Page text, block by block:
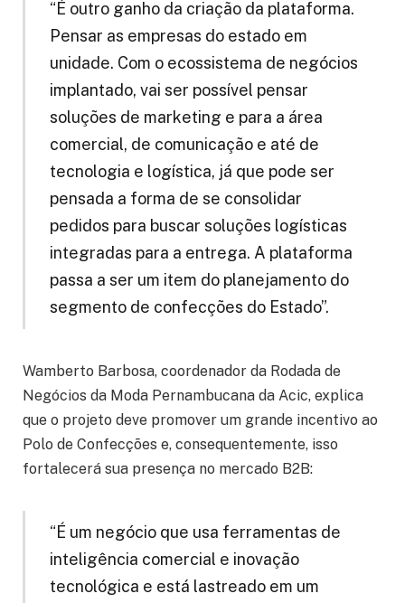
“É outro ganho da criação da plataforma.
Pensar as empresas do estado em
unidade. Com o ecossistema de negócios
implantado, vai ser possível pensar
soluções de marketing e para a área
comercial, de comunicação e até de
tecnologia e logística, já que pode ser
pensada a forma de se consolidar
pedidos para buscar soluções logísticas
integradas para a entrega. A plataforma
passa a ser um item do planejamento do
segmento de confecções do Estado”.
Wamberto Barbosa, coordenador da Rodada de
Negócios da Moda Pernambucana da Acic, explica
que o projeto deve promover um grande incentivo ao
Polo de Confecções e, consequentemente, isso
fortalecerá sua presença no mercado B2B:
“É um negócio que usa ferramentas de
inteligência comercial e inovação
tecnológica e está lastreado em um